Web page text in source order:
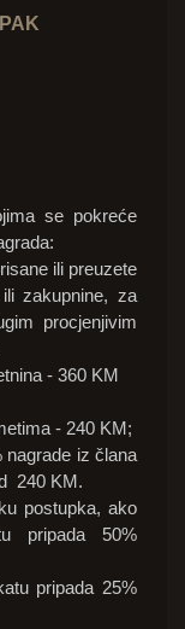
se pokreće
ili preuzete
zakupnine, za
procjenjivim
- 360 KM
- 240 KM;
iz člana
240 KM.
postupka, ako
pripada 50%
pripada 25%